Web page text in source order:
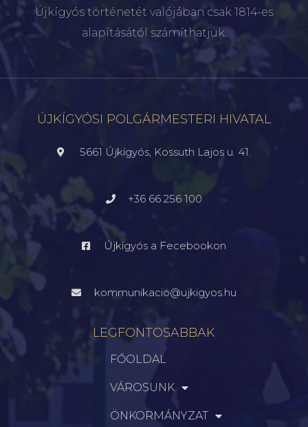
Újkígyós történetét valójában csak 1814-es
alapításától számíthatjuk.
ÚJKÍGYÓSI POLGÁRMESTERI HIVATAL
5661 Újkígyós, Kossuth Lajos u. 41.
+36 66 256 100
Újkígyós a Fecebookon
kommunikacio@ujkigyos.hu
LEGFONTOSABBAK
FŐOLDAL
VÁROSUNK
ÖNKORMÁNYZAT